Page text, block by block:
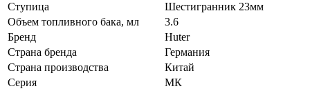
Ступица
Шестигранник 23мм
Объем топливного бака, мл
3.6
Бренд
Huter
Страна бренда
Германия
Страна производства
Китай
Серия
МК